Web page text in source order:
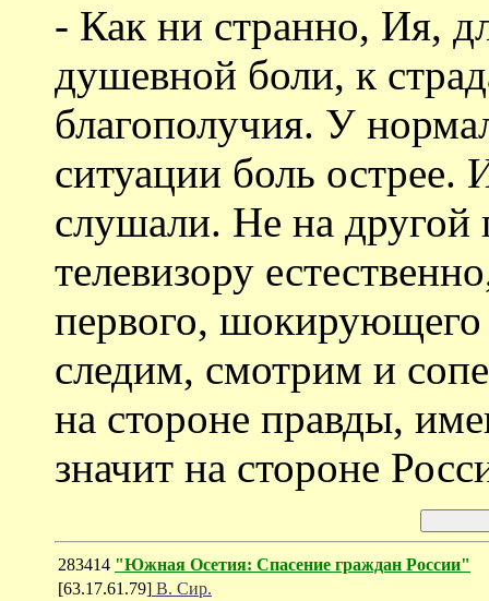
- Как ни странно, Ия,
душевной боли, к
благополучия. У
ситуации боль острее.
слушали. Не на
телевизору
первого,
следим, смотрим и
на стороне правды,
значит на стороне
283414 "Южная Осетия: Спасение граждан России"
[63.17.61.79] В. Сир.